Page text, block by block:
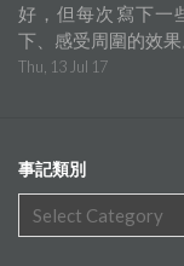
好，但每次寫下一
下、感受周圍的效果
Thu, 13 Jul 17
事記類別